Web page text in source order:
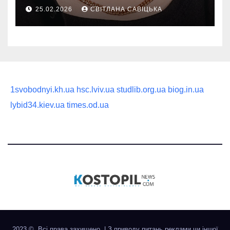
руководство по выбору
статусного украшения
25.02.2026 СВІТЛАНА САВІЦЬКА
1svobodnyi.kh.ua hsc.lviv.ua studlib.org.ua biog.in.ua
lybid34.kiev.ua times.od.ua